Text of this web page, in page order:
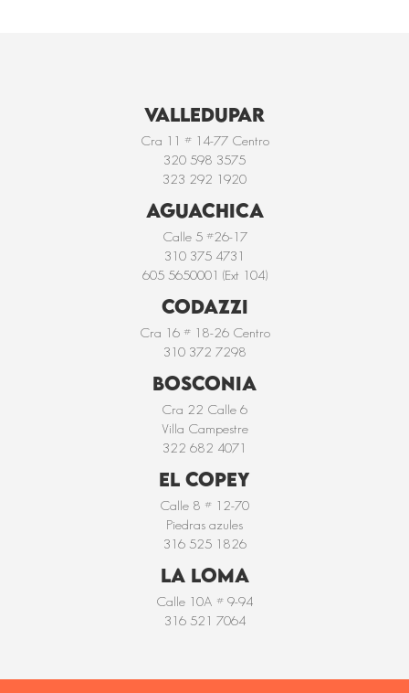
VALLEDUPAR
Cra 11 # 14-77 Centro
320 598 3575
323 292 1920
AGUACHICA
Calle 5 #26-17
310 375 4731
605 5650001 (Ext 104)
CODAZZI
Cra 16 # 18-26 Centro
310 372 7298
BOSCONIA
Cra 22 Calle 6
Villa Campestre
322 682 4071
EL COPEY
Calle 8 # 12-70
Piedras azules
316 525 1826
LA LOMA
Calle 10A # 9-94
316 521 7064